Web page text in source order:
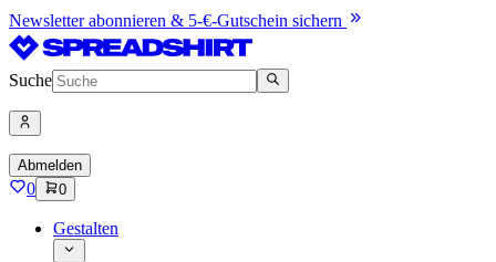
Newsletter abonnieren & 5-€-Gutschein sichern
Suche
Abmelden
0 0
Gestalten